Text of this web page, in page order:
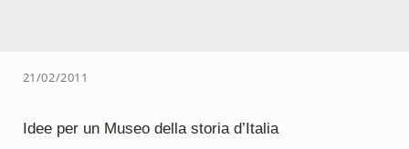
21/02/2011
Idee per un Museo della storia d’Italia